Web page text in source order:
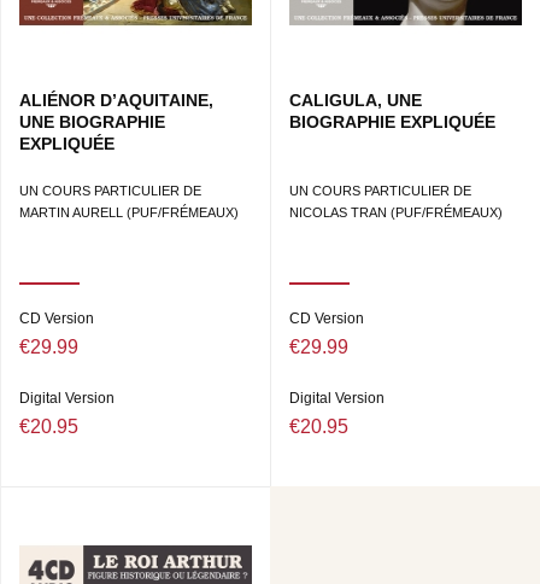
ALIÉNOR D’AQUITAINE,
UNE BIOGRAPHIE
EXPLIQUÉE
UN COURS PARTICULIER DE
MARTIN AURELL (PUF/FRÉMEAUX)
CD Version
€29.99
Digital Version
€20.95
CALIGULA, UNE
BIOGRAPHIE EXPLIQUÉE
UN COURS PARTICULIER DE
NICOLAS TRAN (PUF/FRÉMEAUX)
CD Version
€29.99
Digital Version
€20.95